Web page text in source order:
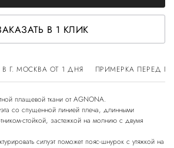
В 1 КЛИК
Г. МОСКВА ОТ 1 ДНЯ ПРИМЕРКА ПЕРЕД
плащевой ткани от AGNONA.
со спущенной линией плеча, длинными
стойкой, застежкой на молнию с двумя
силуэт поможет пояс-шнурок с утяжкой на